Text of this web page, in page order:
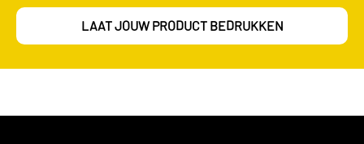
LAAT JOUW PRODUCT BEDRUKKEN